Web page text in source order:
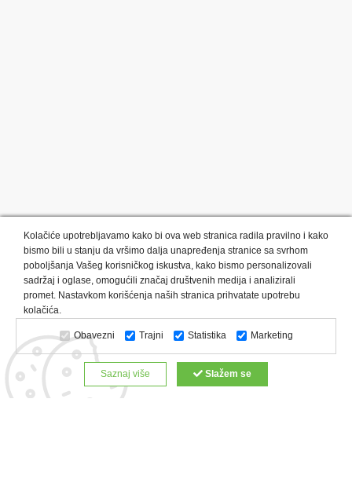
Kategorije proizvoda: Olovke i markeri
Privesci i trakice
Upaljači
USB Tehnologija Tekstil
Kačketi i kape
Notesi i rokovnici
Kancelarija Satovi
Kišobrani
Torbe i putovanja
Kuhinjski setovi
Alati i oprema
Relaksacija, lepota i zdravlje
Kalendari
Custom proizvodi
Digitalna štampa
Kolačiće upotrebljavamo kako bi ova web stranica radila pravilno i kako
bismo bili u stanju da vršimo dalja unapređenja stranice sa svrhom
poboljšanja Vašeg korisničkog iskustva, kako bismo personalizovali
sadržaj i oglase, omogućili značaj društvenih medija i analizirali
promet. Nastavkom korišćenja naših stranica prihvatate upotrebu
kolačića.
Obavezni Trajni Statistika Marketing
Saznaj više Slažem se